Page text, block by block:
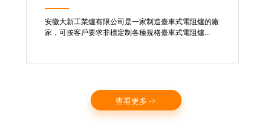
安徽大新工業爐有限公司是一家制造臺車式電阻爐的廠
家，可按客戶要求非標定制各種規格臺車式電阻爐...
查看更多 ->